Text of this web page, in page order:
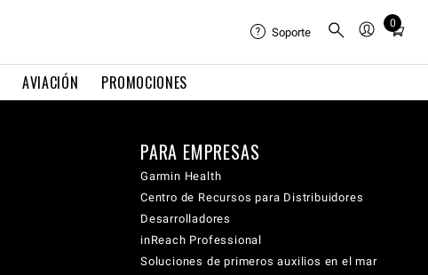
AVIACIÓN PROMOCIONES
Soporte
0
Total
cart:
PARA EMPRESAS
Garmin Health
Centro de Recursos para Distribuidores
Desarrolladores
inReach Professional
Soluciones de primeros auxilios en el mar